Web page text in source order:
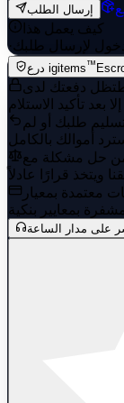
إرسال الطلب
كيف يعمل هذا
·
درع igitems™
تظل دفعتك لدى igitems ولا يتم
تسليم طلبك أو لم
من حل مشكلة مع
على مدار الساعة